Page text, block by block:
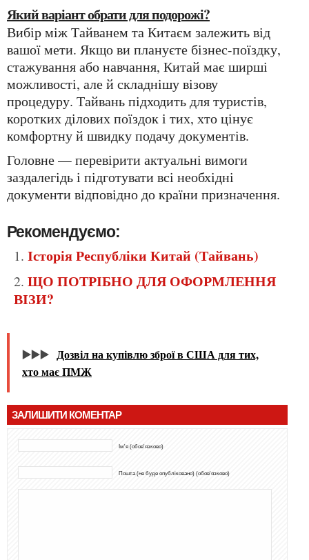
Який варіант обрати для подорожі?
Вибір між Тайванем та Китаєм залежить від
вашої мети. Якщо ви плануєте бізнес-поїздку,
стажування або навчання, Китай має ширші
можливості, але й складнішу візову
процедуру. Тайвань підходить для туристів,
коротких ділових поїздок і тих, хто цінує
комфортну й швидку подачу документів.
Головне — перевірити актуальні вимоги
заздалегідь і підготувати всі необхідні
документи відповідно до країни призначення.
Рекомендуємо:
Історія Республіки Китай (Тайвань)
ЩО ПОТРІБНО ДЛЯ ОФОРМЛЕННЯ
ВІЗИ?
▶️▶️▶️ Дозвіл на купівлю зброї в США для тих,
хто має ПМЖ
ЗАЛИШИТИ КОМЕНТАР
Ім'я (обов'язково)
Пошта (не буде опубліковано) (обов'язково)